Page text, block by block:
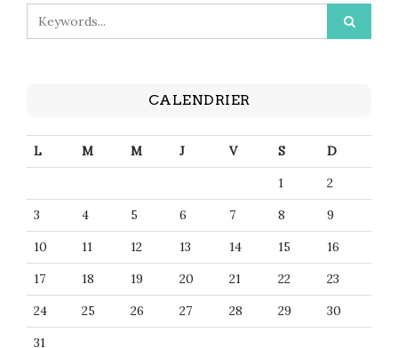
CALENDRIER
L M M J V S
D
1
2
3
4 5 6 7 8
9
10
11 12 13 14 15
16
17
18 19 20 21 22
23
24
25 26 27 28 29
30
31